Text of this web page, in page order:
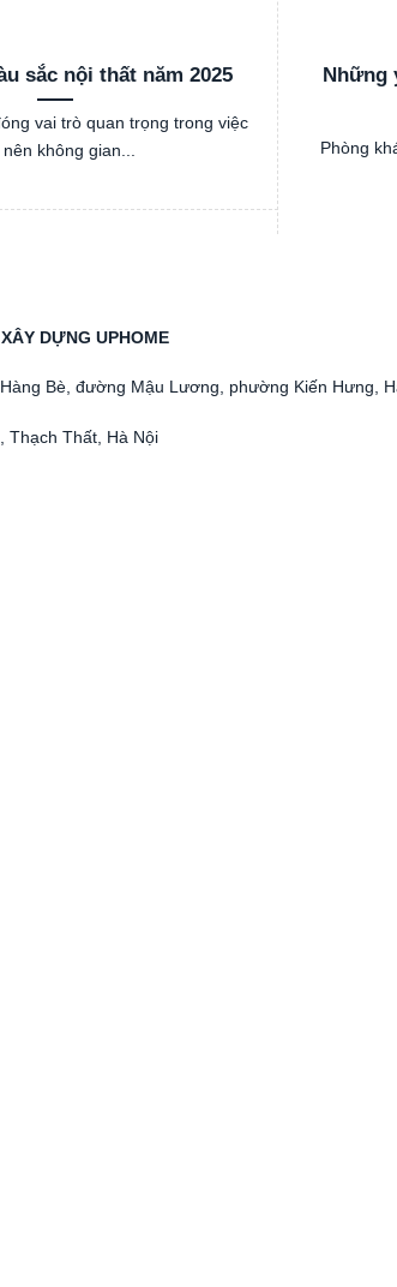
sắc nội thất năm 2025
vai trò quan trọng trong việc
không gian...
Những
Phòng
DỰNG UPHOME
Bè, đường Mậu Lương, phường Kiến Hưng,
Thạch Thất, Hà Nội